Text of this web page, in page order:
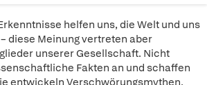
helfen uns, die Welt und uns
diese Meinung vertreten aber
unserer Gesellschaft. Nicht
Fakten an und schaffen
entwickeln Verschwörungsmythen,